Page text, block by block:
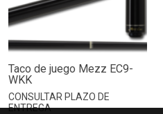
Taco de juego Mezz EC9-
WKK
CONSULTAR PLAZO DE
ENTREGA